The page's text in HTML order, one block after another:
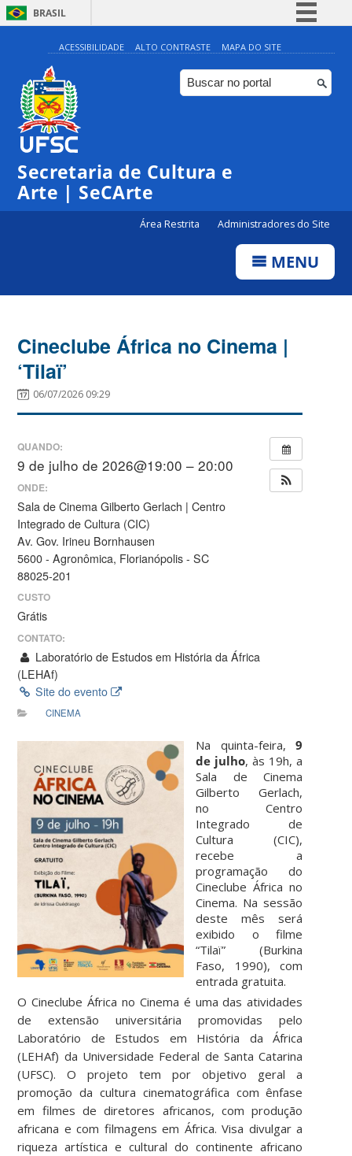
BRASIL
Simplifique!
Comunica BR
Participe
ACESSIBILIDADE ALTO CONTRASTE MAPA DO SITE
Secretaria de Cultura e
Arte | SeCArte
Área Restrita Administradores do Site
MENU
Cineclube África no Cinema |
‘Tilaï’
06/07/2026 09:29
QUANDO:
9 de julho de 2026@19:00 – 20:00
ONDE:
Sala de Cinema Gilberto Gerlach | Centro
Integrado de Cultura (CIC)
Av. Gov. Irineu Bornhausen
5600 - Agronômica, Florianópolis - SC
88025-201
CUSTO
Grátis
CONTATO:
Laboratório de Estudos em História da África
(LEHAf)
Site do evento
CINEMA
Na quinta-feira,9
de julho, às 19h, a
Sala de Cinema
Gilberto Gerlach,
no Centro
Integrado de
Cultura (CIC),
recebe a
programação do
Cineclube África no
Cinema. Na sessão
deste mês será
exibido o filme
“Tilaï” (Burkina
Faso, 1990), com
entrada gratuita.
O Cineclube África no Cinema é uma das atividades
de extensão universitária promovidas pelo
Laboratório de Estudos em História da África
(LEHAf) da Universidade Federal de Santa Catarina
(UFSC). O projeto tem por objetivo geral a
promoção da cultura cinematográfica com ênfase
em filmes de diretores africanos, com produção
africana e com filmagens em África. Visa divulgar a
riqueza artística e cultural do continente africano